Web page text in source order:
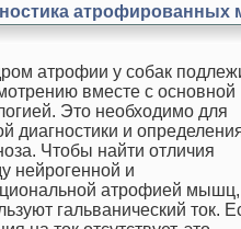
атрофированных
атрофии у собак
вместе с основной
Это необходимо для
диагностики и
Чтобы найти отличия
нейрогенной и
атрофией мышц,
гальванический ток.